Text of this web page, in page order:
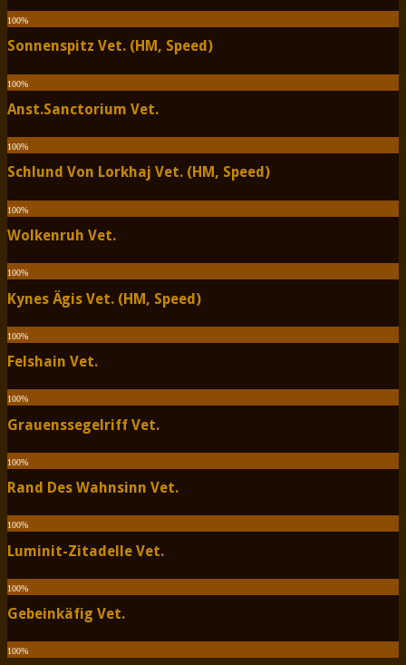
100%
Sonnenspitz Vet. (HM, Speed)
100%
Anst.Sanctorium Vet.
100%
Schlund Von Lorkhaj Vet. (HM, Speed)
100%
Wolkenruh Vet.
100%
Kynes Ägis Vet. (HM, Speed)
100%
Felshain Vet.
100%
Grauenssegelriff Vet.
100%
Rand Des Wahnsinn Vet.
100%
Luminit-Zitadelle Vet.
100%
Gebeinkäfig Vet.
100%